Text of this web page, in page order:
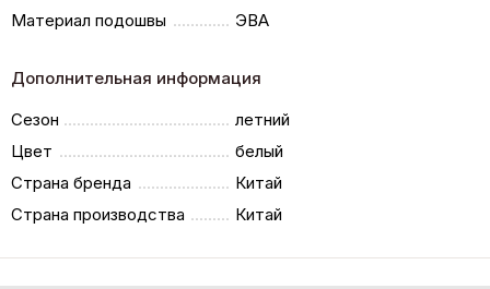
Материал подошвы
ЭВА
Дополнительная информация
Сезон
летний
Цвет
белый
Страна бренда
Китай
Страна производства
Китай